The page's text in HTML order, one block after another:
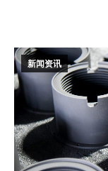
新闻资讯